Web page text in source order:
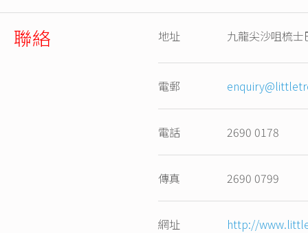
聯絡 地址 九龍尖沙咀梳
電郵
電話 2690 0178
傳真 2690 0799
網址 http://